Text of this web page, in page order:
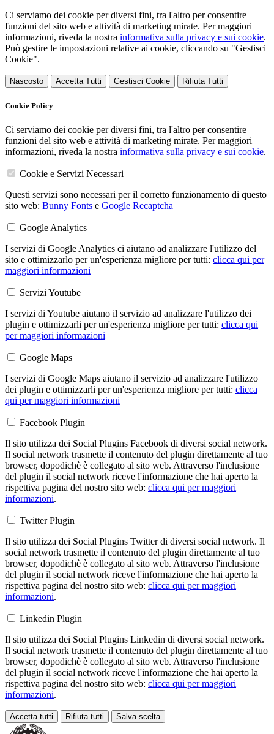
Ci serviamo dei cookie per diversi fini, tra l'altro per consentire
funzioni del sito web e attività di marketing mirate. Per maggiori
informazioni, riveda la nostra informativa sulla privacy e sui cookie.
Può gestire le impostazioni relative ai cookie, cliccando su "Gestisci
Cookie".
Nascosto Accetta Tutti Gestisci Cookie Rifiuta Tutti
Cookie Policy
Ci serviamo dei cookie per diversi fini, tra l'altro per consentire
funzioni del sito web e attività di marketing mirate. Per maggiori
informazioni, riveda la nostra informativa sulla privacy e sui cookie.
Cookie e Servizi Necessari
Questi servizi sono necessari per il corretto funzionamento di questo
sito web: Bunny Fonts e Google Recaptcha
Google Analytics
I servizi di Google Analytics ci aiutano ad analizzare l'utilizzo del
sito e ottimizzarlo per un'esperienza migliore per tutti: clicca qui per
maggiori informazioni
Servizi Youtube
I servizi di Youtube aiutano il servizio ad analizzare l'utilizzo dei
plugin e ottimizzarli per un'esperienza migliore per tutti: clicca qui
per maggiori informazioni
Google Maps
I servizi di Google Maps aiutano il servizio ad analizzare l'utilizzo
dei plugin e ottimizzarli per un'esperienza migliore per tutti: clicca
qui per maggiori informazioni
Facebook Plugin
Il sito utilizza dei Social Plugins Facebook di diversi social network.
Il social network trasmette il contenuto del plugin direttamente al tuo
browser, dopodichè è collegato al sito web. Attraverso l'inclusione
del plugin il social network riceve l'informazione che hai aperto la
rispettiva pagina del nostro sito web: clicca qui per maggiori
informazioni.
Twitter Plugin
Il sito utilizza dei Social Plugins Twitter di diversi social network. Il
social network trasmette il contenuto del plugin direttamente al tuo
browser, dopodichè è collegato al sito web. Attraverso l'inclusione
del plugin il social network riceve l'informazione che hai aperto la
rispettiva pagina del nostro sito web: clicca qui per maggiori
informazioni.
Linkedin Plugin
Il sito utilizza dei Social Plugins Linkedin di diversi social network.
Il social network trasmette il contenuto del plugin direttamente al tuo
browser, dopodichè è collegato al sito web. Attraverso l'inclusione
del plugin il social network riceve l'informazione che hai aperto la
rispettiva pagina del nostro sito web: clicca qui per maggiori
informazioni.
Accetta tutti Rifiuta tutti Salva scelta
Loading...